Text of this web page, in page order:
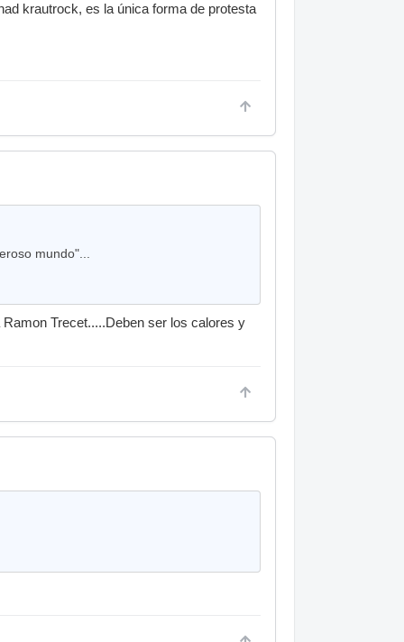
krautrock, es la única forma de protesta
mundo"...
Trecet.....Deben ser los calores y